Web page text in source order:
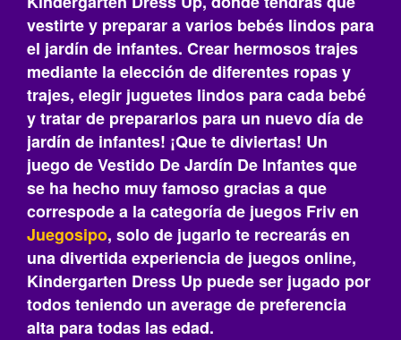
vestirte y preparar a varios bebés lindos para
el jardín de infantes. Crear hermosos trajes
mediante la elección de diferentes ropas y
trajes, elegir juguetes lindos para cada bebé
y tratar de prepararlos para un nuevo día de
jardín de infantes! ¡Que te diviertas! Un
juego de Vestido De Jardín De Infantes que
se ha hecho muy famoso gracias a que
correspode a la categoría de juegos Friv en
Juegosipo, solo de jugarlo te recrearás‎ en
una divertida experiencia de juegos online,
Kindergarten Dress Up puede ser jugado por
todos teniendo un average de preferencia
alta para todas las edad.